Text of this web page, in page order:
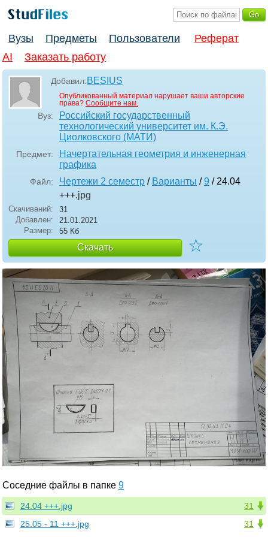
Вузы Предметы Пользователи
Реферат
AI
Заказать работу
Добавил:BESIUS
Опубликованный материал нарушает ваши авторские
права? Сообщите нам.
Вуз:
Российский государственный
технологический университет им. К.Э.
Циолковского (МАТИ)
Предмет:
Начертательная геометрия и инженерная
графика
Файл: Чертежи 2 семестр / Варианты /9 / 24.04
+++.jpg
Скачиваний:
31
Добавлен:
21.01.2021
Размер:
55 Кб
Скачать ☆
Соседние файлы в папке 9
31
24.04 +++.jpg
31
25.05 - 11 +++.jpg